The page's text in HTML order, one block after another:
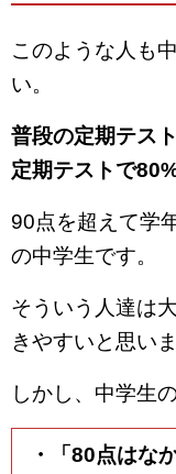
このような人も
い。
普段の定期テス
定期テストで
90点を超えて学
の中学生です。
そういう人達は
きやすいと思いま
しかし、中学生
・「80点はな